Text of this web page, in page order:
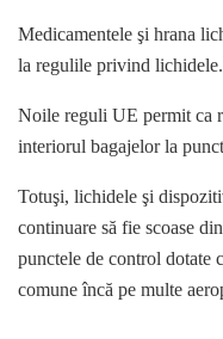
Medicamentele şi hrana
la regulile privind lichidele.
Noile reguli UE permit ca
interiorul bagajelor la
Totuşi, lichidele şi
continuare să fie scoase
punctele de control dotate
comune încă pe multe